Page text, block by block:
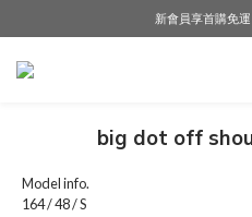
LINE好友募集中，加
新會員享首購免
會員購物享會員價，點
big dot off
Model info.
164 / 48 / S